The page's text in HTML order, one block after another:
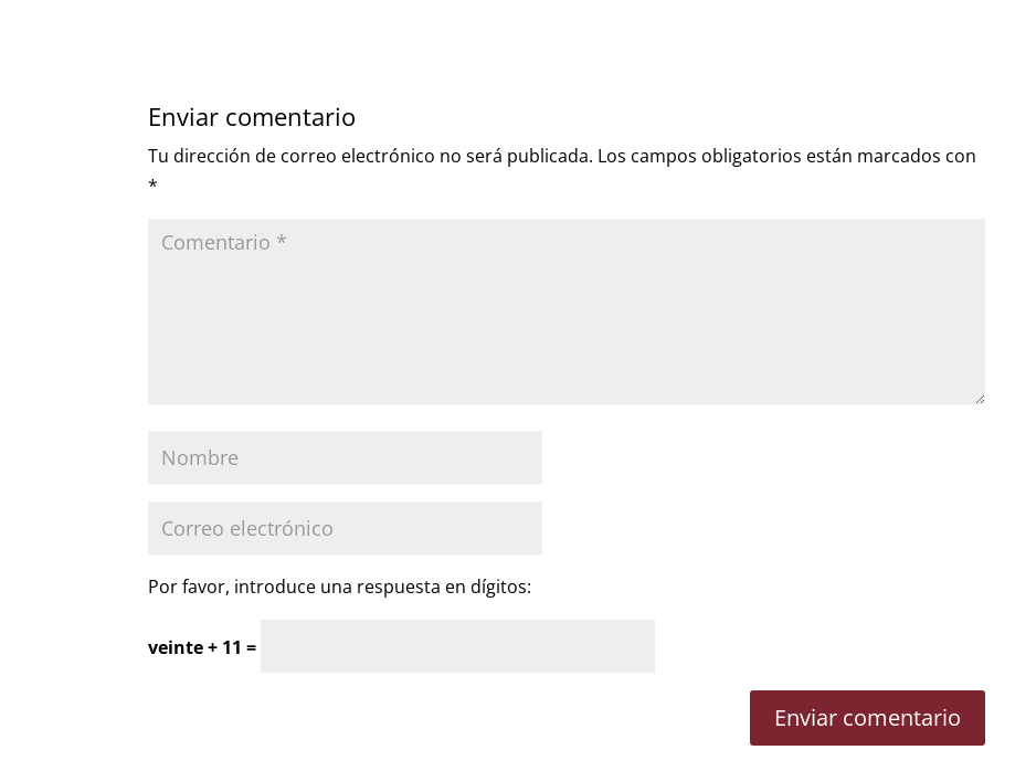
Enviar comentario
Tu dirección de correo electrónico no será publicada. Los campos obligatorios están marcados con
*
Por favor, introduce una respuesta en dígitos:
veinte + 11 =